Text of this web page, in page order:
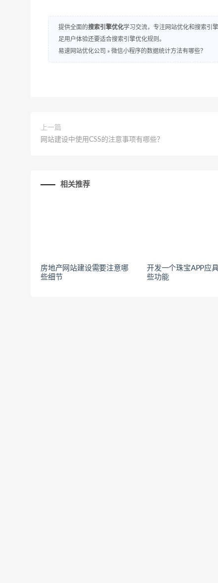
提供全面的搜索引擎优化学习交流，专注网站优化和搜索引
足用户体验还要适合搜索引擎优化规则。
易速网站优化公司 » 微信小程序的数据统计方法有哪些？
上一篇
网站建设中使用CSS的注意事项有哪些？
相关推荐
房地产网站建设需要注意哪
些细节
开发一个珠宝APP应
些功能